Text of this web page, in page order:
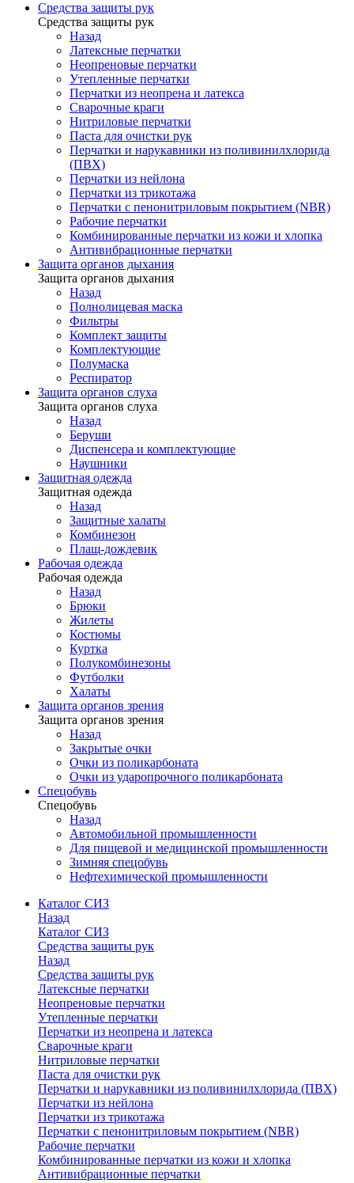
Средства защиты рук
Средства защиты рук
Назад
Латексные перчатки
Неопреновые перчатки
Утепленные перчатки
Перчатки из неопрена и латекса
Сварочные краги
Нитриловые перчатки
Паста для очистки рук
Перчатки и нарукавники из поливинилхлорида
(ПВХ)
Перчатки из нейлона
Перчатки из трикотажа
Перчатки с пенонитриловым покрытием (NBR)
Рабочие перчатки
Комбинированные перчатки из кожи и хлопка
Антивибрационные перчатки
Защита органов дыхания
Защита органов дыхания
Назад
Полнолицевая маска
Фильтры
Комплект защиты
Комплектующие
Полумаска
Респиратор
Защита органов слуха
Защита органов слуха
Назад
Беруши
Диспенсера и комплектующие
Наушники
Защитная одежда
Защитная одежда
Назад
Защитные халаты
Комбинезон
Плащ-дождевик
Рабочая одежда
Рабочая одежда
Назад
Брюки
Жилеты
Костюмы
Куртка
Полукомбинезоны
Футболки
Халаты
Защита органов зрения
Защита органов зрения
Назад
Закрытые очки
Очки из поликарбоната
Очки из ударопрочного поликарбоната
Спецобувь
Спецобувь
Назад
Автомобильной промышленности
Для пищевой и медицинской промышленности
Зимняя спецобувь
Нефтехимической промышленности
Каталог СИЗ
Назад
Каталог СИЗ
Средства защиты рук
Назад
Средства защиты рук
Латексные перчатки
Неопреновые перчатки
Утепленные перчатки
Перчатки из неопрена и латекса
Сварочные краги
Нитриловые перчатки
Паста для очистки рук
Перчатки и нарукавники из поливинилхлорида (ПВХ)
Перчатки из нейлона
Перчатки из трикотажа
Перчатки с пенонитриловым покрытием (NBR)
Рабочие перчатки
Комбинированные перчатки из кожи и хлопка
Антивибрационные перчатки